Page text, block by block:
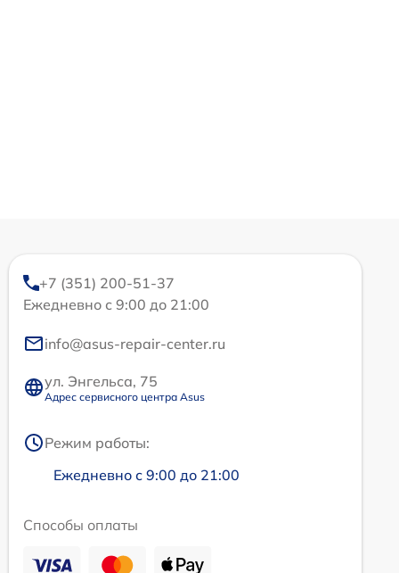
+7 (351) 200-51-37
Ежедневно с 9:00 до 21:00
info@asus-repair-center.ru
ул. Энгельса, 75
Адрес сервисного центра Asus
Режим работы:
Ежедневно с 9:00 до 21:00
Способы оплаты